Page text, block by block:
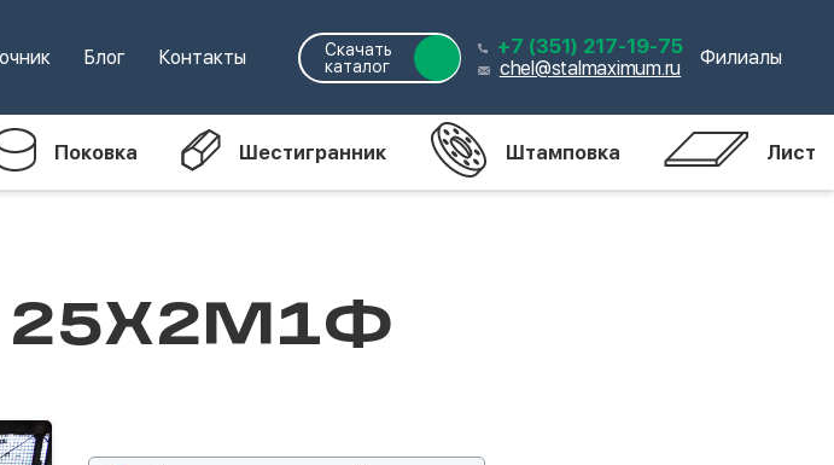
Блог Контакты
Скачать
каталог
+7 (351) 217-19-75
chel@stalmaximum.ru Филиалы
Поковка Шестигранник Штамповка Лист
25Х2М1Ф